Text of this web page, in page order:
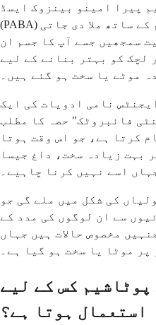
پیرا امینو بینزوک ایسڈ
(PABA) کی ایک شکل ہے جو پوٹاشیم کے ساتھ ملا دی جاتی
سمجھیں جسے آپ کا جسم ان
لچک کو بہتر بنانے کے لیے
موٹے یا سخت ہو گئے ہیں۔
نامی ادویات کی ایک
فائبروٹک" حصہ کا مطلب
کرتا ہے، جو اس وقت ہوتا
بہت زیادہ سخت، داغ جیسا
اسے نہیں کرنا چاہیے۔
کی شکل میں ملے گی جو
سے ان لوگوں کی مدد کے
مخصوص حالات ہیں جہاں
موٹا یا سخت ہو گیا ہے۔
پوٹاشیم کس کے لیے
استعمال ہوتا ہے؟